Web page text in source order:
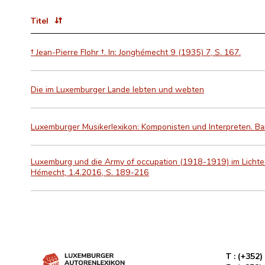
Titel
† Jean-Pierre Flohr †. In: Jonghémecht 9 (1935) 7, S. 167.
Die im Luxemburger Lande lebten und webten
Luxemburger Musikerlexikon: Komponisten und Interpreten.
Luxemburg und die Army of occupation (1918-1919) im
Hémecht, 1.4.2016, S. 189-216
T :